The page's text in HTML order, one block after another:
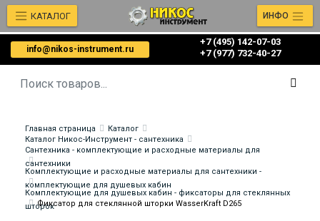
info@nikos-instrument.ru
+7 (495) 142-07-03
‎‎+7 (977) 732-40-27
КАТАЛОГ ИНФО
Главная страница
Каталог
Каталог Никос-Инструмент - сантехника
Сантехника - комплектующие и расходные материалы для
сантехники
Комплектующие и расходные материалы для сантехники -
комплектующие для душевых кабин
Комплектующие для душевых кабин - фиксаторы для стеклянных
шторок
Фиксатор для стеклянной шторки WasserKraft D265